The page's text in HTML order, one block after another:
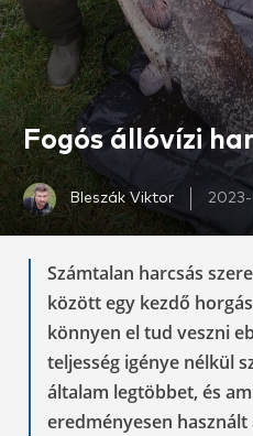
Fogós állóvízi
Bleszák Viktor
Számtalan harcsás
között egy kezdő
könnyen el tud veszni
teljesség igénye nélkül
általam legtöbbet, és
eredményesen